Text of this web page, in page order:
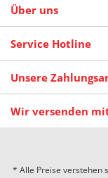
Über uns
Service Hotline
Unsere
Wir versenden
* Alle Preise verstehen